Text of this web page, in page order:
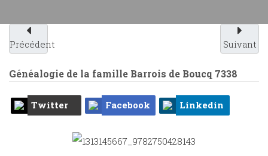
Précédent Suivant
Généalogie de la famille Barrois de Boucq 7338
Twitter Facebook Linkedin